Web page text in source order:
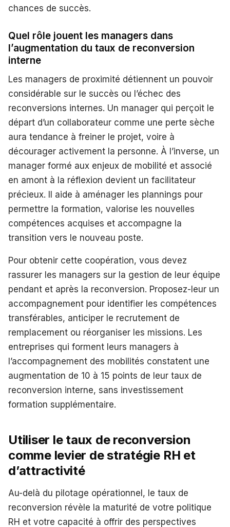
chances de succès.
Quel rôle jouent les managers dans
l’augmentation du taux de reconversion
interne
Les managers de proximité détiennent un pouvoir
considérable sur le succès ou l’échec des
reconversions internes. Un manager qui perçoit le
départ d’un collaborateur comme une perte sèche
aura tendance à freiner le projet, voire à
décourager activement la personne. À l’inverse, un
manager formé aux enjeux de mobilité et associé
en amont à la réflexion devient un facilitateur
précieux. Il aide à aménager les plannings pour
permettre la formation, valorise les nouvelles
compétences acquises et accompagne la
transition vers le nouveau poste.
Pour obtenir cette coopération, vous devez
rassurer les managers sur la gestion de leur équipe
pendant et après la reconversion. Proposez-leur un
accompagnement pour identifier les compétences
transférables, anticiper le recrutement de
remplacement ou réorganiser les missions. Les
entreprises qui forment leurs managers à
l’accompagnement des mobilités constatent une
augmentation de 10 à 15 points de leur taux de
reconversion interne, sans investissement
formation supplémentaire.
Utiliser le taux de reconversion
comme levier de stratégie RH et
d’attractivité
Au-delà du pilotage opérationnel, le taux de
reconversion révèle la maturité de votre politique
RH et votre capacité à offrir des perspectives